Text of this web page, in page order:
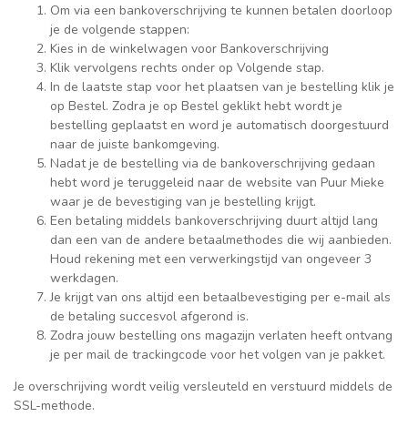
Om via een bankoverschrijving te kunnen betalen doorloop
je de volgende stappen:
Kies in de winkelwagen voor Bankoverschrijving
Klik vervolgens rechts onder op Volgende stap.
In de laatste stap voor het plaatsen van je bestelling klik je
op Bestel. Zodra je op Bestel geklikt hebt wordt je
bestelling geplaatst en word je automatisch doorgestuurd
naar de juiste bankomgeving.
Nadat je de bestelling via de bankoverschrijving gedaan
hebt word je teruggeleid naar de website van Puur Mieke
waar je de bevestiging van je bestelling krijgt.
Een betaling middels bankoverschrijving duurt altijd lang
dan een van de andere betaalmethodes die wij aanbieden.
Houd rekening met een verwerkingstijd van ongeveer 3
werkdagen.
Je krijgt van ons altijd een betaalbevestiging per e-mail als
de betaling succesvol afgerond is.
Zodra jouw bestelling ons magazijn verlaten heeft ontvang
je per mail de trackingcode voor het volgen van je pakket.
Je overschrijving wordt veilig versleuteld en verstuurd middels de
SSL-methode.